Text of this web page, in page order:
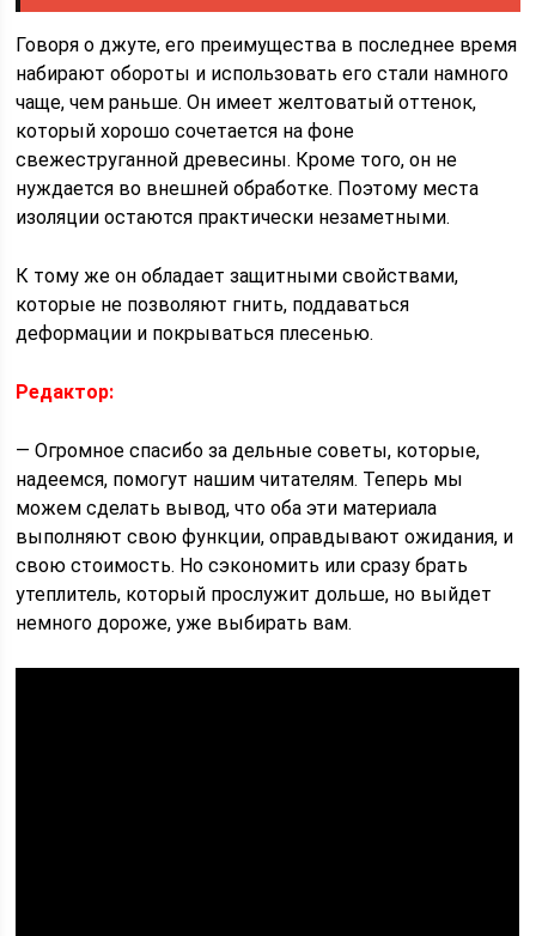
Говоря о джуте, его преимущества в последнее время
набирают обороты и использовать его стали намного
чаще, чем раньше. Он имеет желтоватый оттенок,
который хорошо сочетается на фоне
свежеструганной древесины. Кроме того, он не
нуждается во внешней обработке. Поэтому места
изоляции остаются практически незаметными.
К тому же он обладает защитными свойствами,
которые не позволяют гнить, поддаваться
деформации и покрываться плесенью.
Редактор:
— Огромное спасибо за дельные советы, которые,
надеемся, помогут нашим читателям. Теперь мы
можем сделать вывод, что оба эти материала
выполняют свою функции, оправдывают ожидания, и
свою стоимость. Но сэкономить или сразу брать
утеплитель, который прослужит дольше, но выйдет
немного дороже, уже выбирать вам.